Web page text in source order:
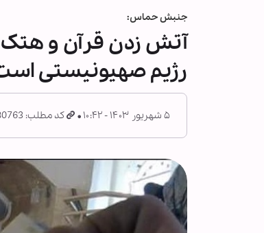
جنبش حماس:
آتش زدن قرآن و
رژیم صهیونیستی
۵ شهریور ۱۴۰۳ - ۱۰:۴۲ کد مطلب: 1480763